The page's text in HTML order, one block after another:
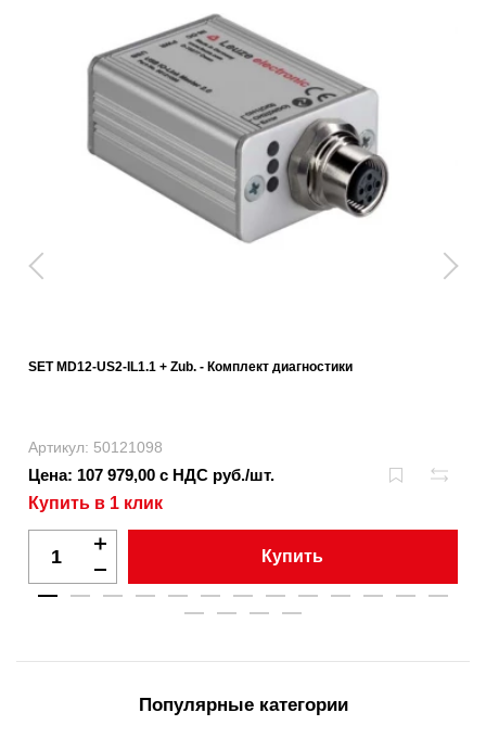
SET MD12-US2-IL1.1 + Zub. - Комплект диагностики
Артикул: 50121098
Цена: 107 979,00 с НДС руб./шт.
Купить в 1 клик
Купить
Популярные категории